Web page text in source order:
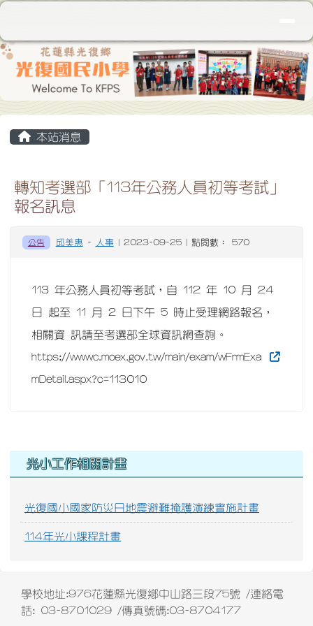
跳至主內容區
花蓮縣立光復國民小學
導覽列
本站消息
轉知考選部「113年公務人員初等考試」
報名訊息
公告 邱美惠 - 人事| 2023-09-25 | 點閱數： 570
113 年公務人員初等考試，自 112 年 10 月 24
日 起至 11 月 2 日下午 5 時止受理網路報名，
相關資 訊請至考選部全球資訊網查詢。
https://wwwc.moex.gov.tw/main/exam/wFrmExa
mDetail.aspx?c=113010
右邊區域內容
光小工作相關計畫
光復國小國家防災日地震避難掩護演練實施計畫
114年光小課程計畫
學校地址:976花蓮縣光復鄉中山路三段75號 /連絡電
話: 03-8701029 /傳真號碼:03-8704177